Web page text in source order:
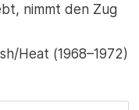
nimmt den Zug
Heat (1968–1972)